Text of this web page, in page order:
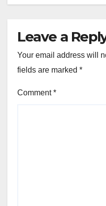
Leave a
Your email address will
fields are marked *
Comment*